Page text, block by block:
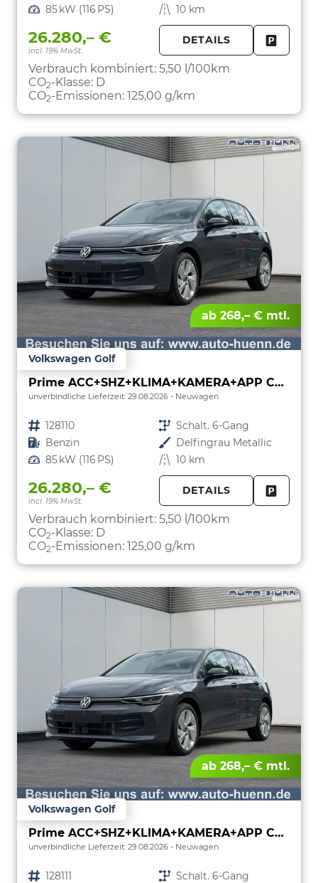
Leistung 85 kW (116 PS) Kilometerstand 10 km
26.280,– €
incl. 19% MwSt.
DETAILS
Verbrauch kombiniert: 5,50 l/100km
CO2-Klasse: D
CO2-Emissionen: 125,00 g/km
ab 268,– € mtl.
Volkswagen Golf
Prime ACC+SHZ+KLIMA+KAMERA+APP CONNECT+LED+17" ALU
unverbindliche Lieferzeit: 29.08.2026 Neuwagen
Fahrzeugnr. 128110 Getriebe Schalt. 6-Gang
Kraftstoff Benzin Außenfarbe Delfingrau Metallic
Leistung 85 kW (116 PS) Kilometerstand 10 km
26.280,– €
incl. 19% MwSt.
DETAILS
Verbrauch kombiniert: 5,50 l/100km
CO2-Klasse: D
CO2-Emissionen: 125,00 g/km
ab 268,– € mtl.
Volkswagen Golf
Prime ACC+SHZ+KLIMA+KAMERA+APP CONNECT+LED+17" ALU
unverbindliche Lieferzeit: 29.08.2026 Neuwagen
Fahrzeugnr. 128111 Getriebe Schalt. 6-Gang